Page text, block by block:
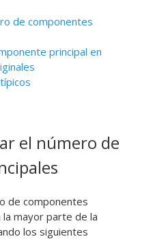
de componentes
principal en
el número de
de componentes
mayor parte de la
los siguientes